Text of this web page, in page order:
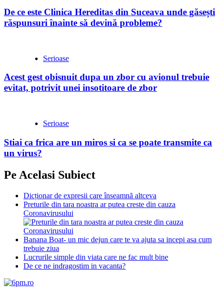
De ce este Clinica Hereditas din Suceava unde găsești
răspunsuri înainte să devină probleme?
Serioase
Acest gest obisnuit dupa un zbor cu avionul trebuie
evitat, potrivit unei insotitoare de zbor
Serioase
Stiai ca frica are un miros si ca se poate transmite ca
un virus?
Pe Acelasi Subiect
Dicționar de expresii care înseamnã altceva
Preturile din tara noastra ar putea creste din cauza
Coronavirusului
Banana Boat- un mic dejun care te va ajuta sa incepi asa cum
trebuie ziua
Lucrurile simple din viata care ne fac mult bine
De ce ne indragostim in vacanta?